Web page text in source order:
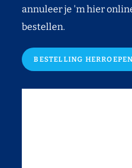
annuleer je 'm hier
bestellen.
BESTELLING HERROEPEN